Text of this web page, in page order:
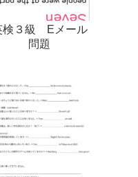
検３級 Eメール
問題